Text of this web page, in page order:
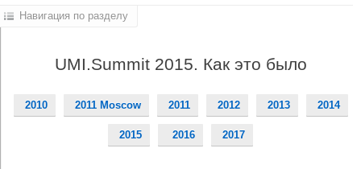
Навигация по разделу
UMI.Summit 2015. Как это было
2010 2011 Moscow 2011 2012 2013 2014
2015 2016 2017